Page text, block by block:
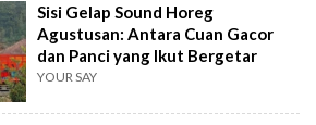
Sisi Gelap Sound Horeg
Agustusan: Antara Cuan Gacor
dan Panci yang Ikut Bergetar
YOUR SAY